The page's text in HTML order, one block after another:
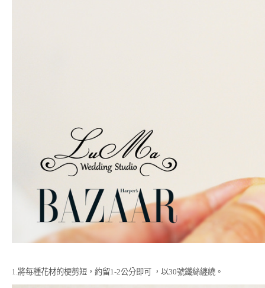
1.將每種花材的梗剪短，約留1-2公分即可 ，以30號鐵絲纏繞。